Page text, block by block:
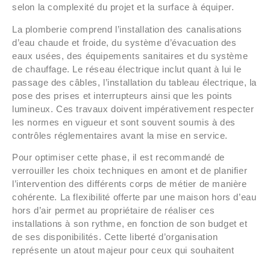
selon la complexité du projet et la surface à équiper.
La plomberie comprend l’installation des canalisations
d’eau chaude et froide, du système d’évacuation des
eaux usées, des équipements sanitaires et du système
de chauffage. Le réseau électrique inclut quant à lui le
passage des câbles, l’installation du tableau électrique, la
pose des prises et interrupteurs ainsi que les points
lumineux. Ces travaux doivent impérativement respecter
les normes en vigueur et sont souvent soumis à des
contrôles réglementaires avant la mise en service.
Pour optimiser cette phase, il est recommandé de
verrouiller les choix techniques en amont et de planifier
l’intervention des différents corps de métier de manière
cohérente. La flexibilité offerte par une maison hors d’eau
hors d’air permet au propriétaire de réaliser ces
installations à son rythme, en fonction de son budget et
de ses disponibilités. Cette liberté d’organisation
représente un atout majeur pour ceux qui souhaitent